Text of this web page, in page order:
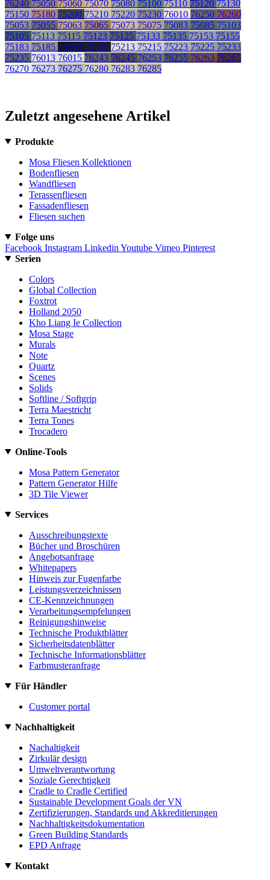
76240 75050 75060 75070 75080 75100 75110 75120 75130
75150 75180 75200 75210 75220 75230 76010 76250 76260
75053 75055 75063 75065 75073 75075 75083 75085 75103
75105 75113 75115 75123 75125 75133 75135 75153 75155
75183 75185 75203 75205 75213 75215 75223 75225 75233
75235 76013 76015 76243 76245 76253 76255 76263 76265
76270 76273 76275 76280 76283 76285
Zuletzt angesehene Artikel
Produkte
Mosa Fliesen Kollektionen
Bodenfliesen
Wandfliesen
Terassenfliesen
Fassadenfliesen
Fliesen suchen
Folge uns
Facebook Instagram Linkedin Youtube Vimeo Pinterest
Serien
Colors
Global Collection
Foxtrot
Holland 2050
Kho Liang Ie Collection
Mosa Stage
Murals
Note
Quartz
Scenes
Solids
Softline / Softgrip
Terra Maestricht
Terra Tones
Trocadero
Online-Tools
Mosa Pattern Generator
Pattern Generator Hilfe
3D Tile Viewer
Services
Ausschreibungstexte
Bücher und Broschüren
Angebotsanfrage
Whitepapers
Hinweis zur Fugenfarbe
Leistungsverzeichnissen
CE-Kennzeichnungen
Verarbeitungsempfelungen
Reinigungshinweise
Technische Produktblätter
Sicherheitsdatenblätter
Technische Informationsblätter
Farbmusteranfrage
Für Händler
Customer portal
Nachhaltigkeit
Nachaltigkeit
Zirkulär design
Umweltverantwortung
Soziale Gerechtigkeit
Cradle to Cradle Certified
Sustainable Development Goals der VN
Zertifizierungen, Standards und Akkreditierungen
Nachhaltigkeitsdokumentation
Green Building Standards
EPD Anfrage
Kontakt